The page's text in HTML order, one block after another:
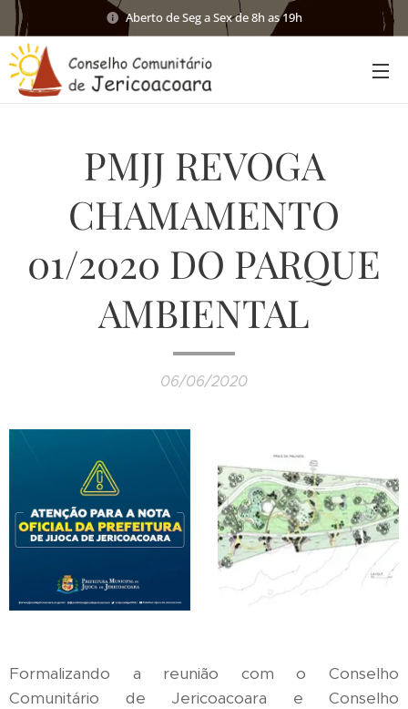
Aberto de Seg a Sex de 8h as 19h
PMJJ REVOGA
CHAMAMENTO
01/2020 DO PARQUE
AMBIENTAL
06/06/2020
Formalizando a reunião com o Conselho
Comunitário de Jericoacoara e Conselho